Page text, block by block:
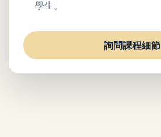
學生。
詢問課程細節